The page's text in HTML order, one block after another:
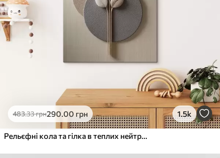
483.33грн290.00 грн 1.5k
Рельєфні кола та гілка в теплих нейтральних тонах